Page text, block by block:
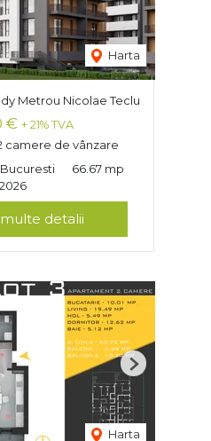
Harta
Metrou Nicolae Teclu
€ + 21% TVA
camere de vânzare
66.67 mp
2026
detalii
Harta
Next